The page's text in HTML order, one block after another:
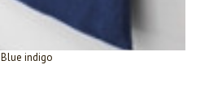
Blue indigo